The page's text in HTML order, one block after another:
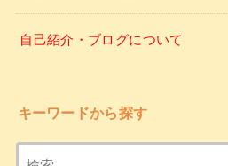
自己紹介・ブログについて
キーワードから探す